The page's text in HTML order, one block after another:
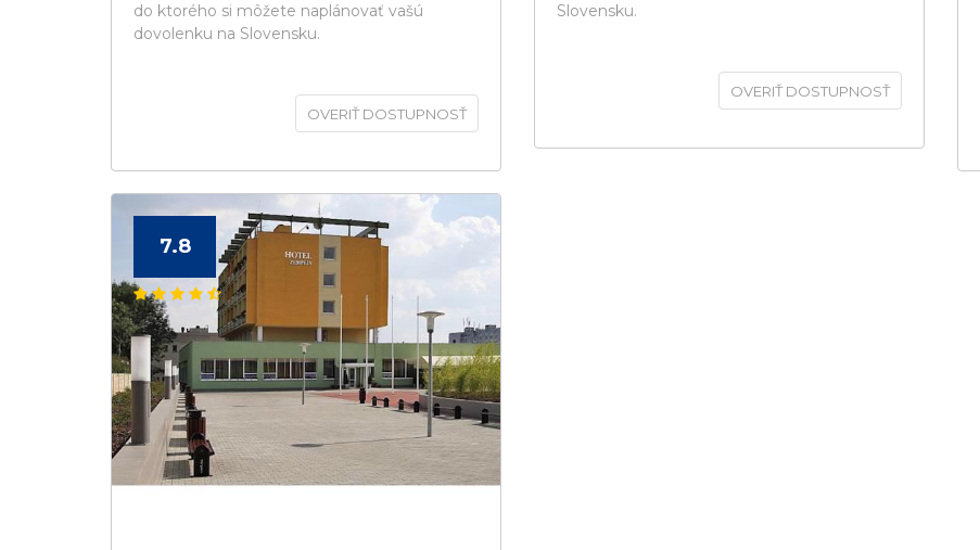
do ktorého si môžete naplánovať vašú
dovolenku na Slovensku.
OVERIŤ DOSTUPNOSŤ
Slovensku.
OVERIŤ DOSTUPNOSŤ
7.8